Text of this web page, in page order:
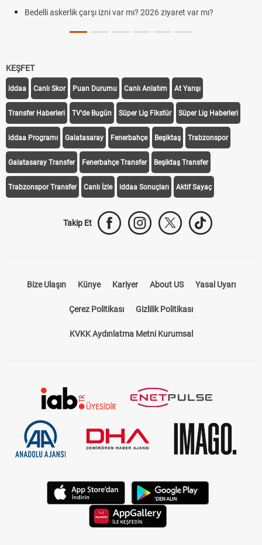
Bedelli askerlik çarşı izni var mı? 2026 ziyaret var mı?
KEŞFET
iddaa Canlı Skor Puan Durumu Canlı Anlatım At Yarışı
Transfer Haberleri TV'de Bugün Süper Lig Fikstür Süper Lig Haberleri
iddaa Programı Galatasaray Fenerbahçe Beşiktaş Trabzonspor
Galatasaray Transfer Fenerbahçe Transfer Beşiktaş Transfer
Trabzonspor Transfer Canlı İzle iddaa Sonuçları Aktif Sayaç
Takip Et
Bize Ulaşın Künye Kariyer About US Yasal Uyarı
Çerez Politikası Gizlilik Politikası
KVKK Aydınlatma Metni Kurumsal